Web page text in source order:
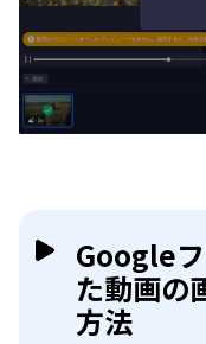
Google
た動画の
方法